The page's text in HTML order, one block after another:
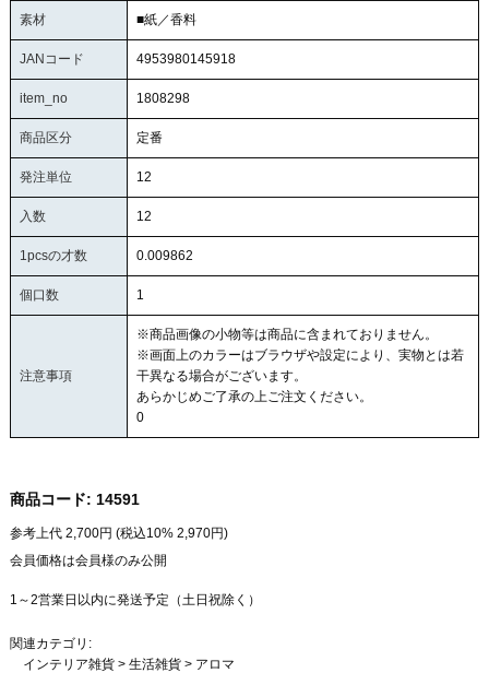
素材 ■紙／香料
JANコード 4953980145918
item_no 1808298
商品区分 定番
発注単位 12
入数 12
1pcsの才数 0.009862
個口数 1
注意事項
※商品画像の小物等は商品に含まれておりません。
※画面上のカラーはブラウザや設定により、実物とは若
干異なる場合がございます。
あらかじめご了承の上ご注文ください。
0
商品コード: 14591
参考上代 2,700円 (税込10% 2,970円)
会員価格は会員様のみ公開
1～2営業日以内に発送予定（土日祝除く）
関連カテゴリ:
インテリア雑貨> 生活雑貨> アロマ